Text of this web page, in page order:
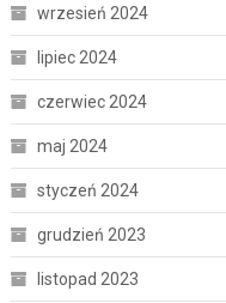
wrzesień 2024
lipiec 2024
czerwiec 2024
maj 2024
styczeń 2024
grudzień 2023
listopad 2023